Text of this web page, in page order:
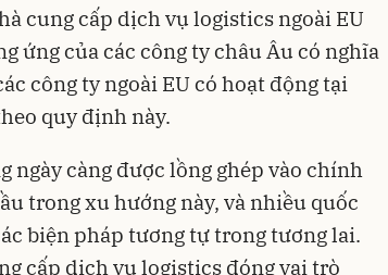
cung cấp dịch vụ logistics ngoài EU
ứng của các công ty châu Âu có nghĩa
công ty ngoài EU có hoạt động tại
quy định này.
ngày càng được lồng ghép vào chính
trong xu hướng này, và nhiều quốc
biện pháp tương tự trong tương lai.
cấp dịch vụ logistics đóng vai trò